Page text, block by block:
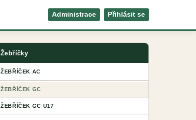
Administrace Přihlásit se
Žebříčky
ŽEBŘÍČEK AC
ŽEBŘÍČEK GC
ŽEBŘÍČEK GC U17